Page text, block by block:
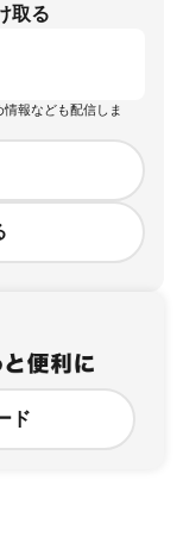
取る
情報なども配信しま
ド